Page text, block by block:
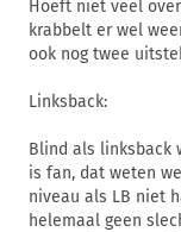
Hoeft niet veel
krabbelt er wel
ook nog twee
Linksback:
Blind als linksback
is fan, dat weten
niveau als LB niet
helemaal geen